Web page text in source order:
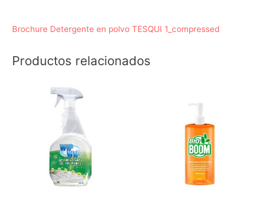
precio
original
$5,39.
precio
actual
$4,31.
Brochure Detergente en polvo TESQUI 1_compressed
Productos relacionados